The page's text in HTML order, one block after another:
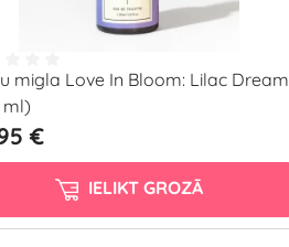
migla Love In Bloom: Lilac Dream
ml)
€
IELIKT GROZĀ